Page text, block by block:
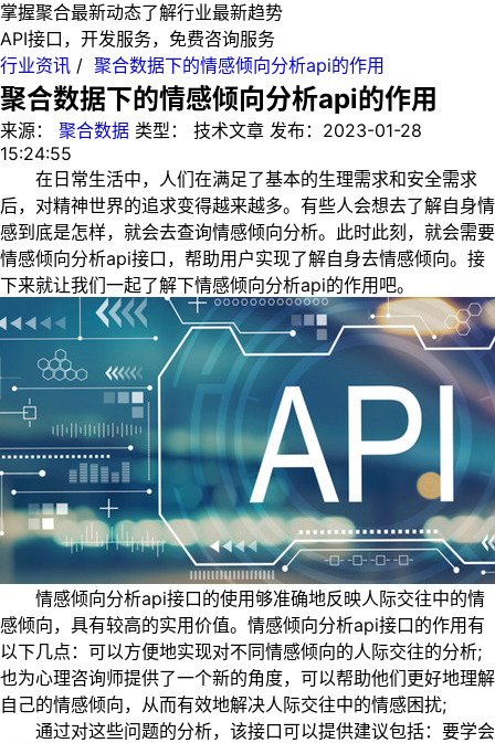
掌握聚合最新动态了解行业最新趋势
API接口，开发服务，免费咨询服务
行业资讯 / 聚合数据下的情感倾向分析api的作用
聚合数据下的情感倾向分析api的作用
来源： 聚合数据 类型： 技术文章 发布： 2023-01-28
15:24:55
在日常生活中，人们在满足了基本的生理需求和安全需求
后，对精神世界的追求变得越来越多。有些人会想去了解自身情
感到底是怎样，就会去查询情感倾向分析。此时此刻，就会需要
情感倾向分析api接口，帮助用户实现了解自身去情感倾向。接
下来就让我们一起了解下情感倾向分析api的作用吧。
情感倾向分析api接口的使用够准确地反映人际交往中的情
感倾向，具有较高的实用价值。情感倾向分析api接口的作用有
以下几点：可以方便地实现对不同情感倾向的人际交往的分析;
也为心理咨询师提供了一个新的角度，可以帮助他们更好地理解
自己的情感倾向，从而有效地解决人际交往中的情感困扰;
通过对这些问题的分析，该接口可以提供建议包括：要学会